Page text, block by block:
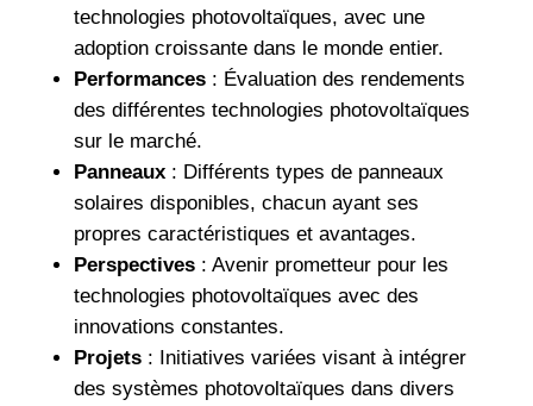
technologies photovoltaïques, avec une
adoption croissante dans le monde entier.
Performances: Évaluation des rendements
des différentes technologies photovoltaïques
sur le marché.
Panneaux: Différents types de panneaux
solaires disponibles, chacun ayant ses
propres caractéristiques et avantages.
Perspectives: Avenir prometteur pour les
technologies photovoltaïques avec des
innovations constantes.
Projets: Initiatives variées visant à intégrer
des systèmes photovoltaïques dans divers